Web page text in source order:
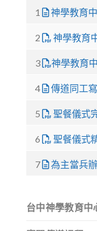
1 神學教育
2 神學教育
3 神學教育
4 傳道同工
5 聖餐儀式
6 聖餐儀式
7 為主當兵
台中神學教育中